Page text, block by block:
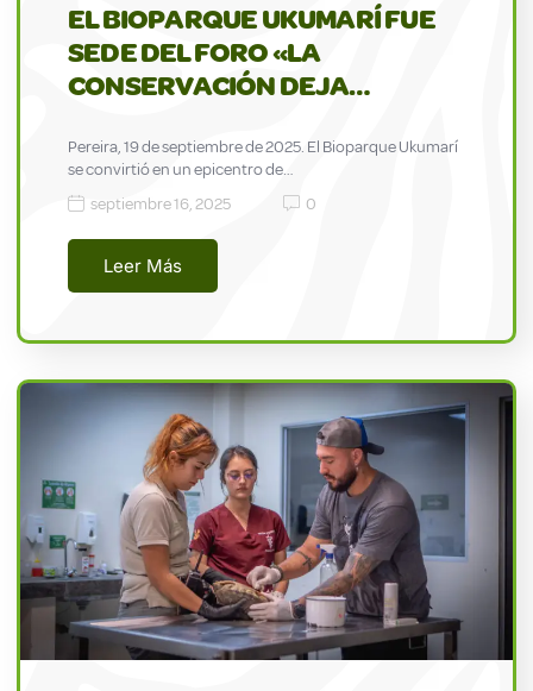
EL BIOPARQUE UKUMARÍ FUE
SEDE DEL FORO «LA
CONSERVACIÓN DEJA…
Pereira, 19 de septiembre de 2025. El Bioparque Ukumarí
se convirtió en un epicentro de…
septiembre 16, 2025
0
Leer Más